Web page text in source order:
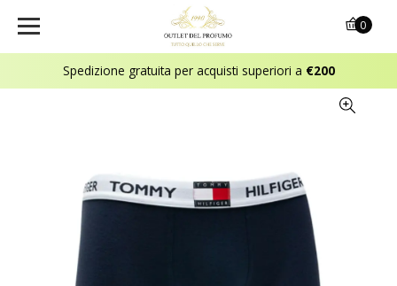
Spedizione gratuita per acquisti superiori a €200
0